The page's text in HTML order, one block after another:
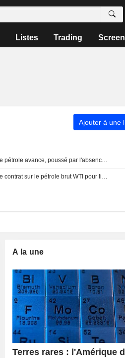
Listes Trading
Ajouter à une
Le pétrole avance, poussé par l'absence d'accord au Moyen-Orient
Le contrat sur le pétrole brut WTI pour livraison en septembre clôture en hausse de 0,89 $, soit 1,2 %, à 78,18 $ le baril. Le Brent pour livraison en octobre progressait dernièrement de 0,89 $, soit 1,1 %, à 83,38 $.
A la une
Terres rares : l'Amérique